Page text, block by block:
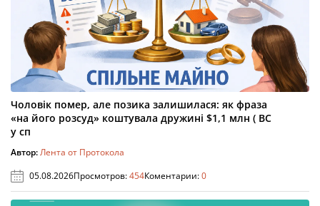
Чоловік помер, але позика залишилася: як фраза
«на його розсуд» коштувала дружині $1,1 млн ( ВС
у сп
Автор:Лента от Протокола
05.08.2026Просмотров:454Коментарии:0